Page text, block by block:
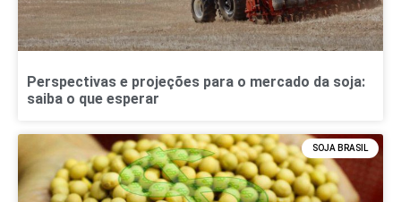
Perspectivas e projeções para o mercado da soja:
saiba o que esperar
SOJA BRASIL